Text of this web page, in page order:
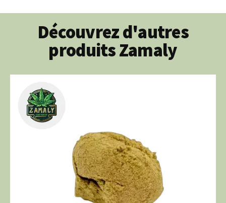
Découvrez d'autres
produits Zamaly